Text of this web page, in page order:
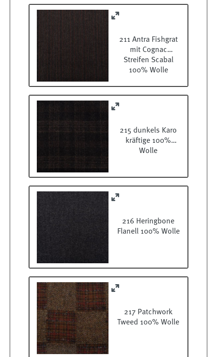
211 Antra Fishgrat
mit Cognac
Streifen Scabal
100% Wolle
215 dunkels Karo
kräftige 100%
Wolle
216 Heringbone
Flanell 100% Wolle
217 Patchwork
Tweed 100% Wolle